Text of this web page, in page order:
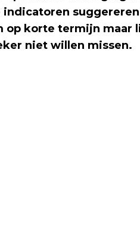
suggereren
op korte termijn maar
niet willen missen.